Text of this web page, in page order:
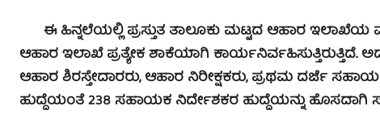
ಈ ಹಿನ್ನಲೆಯಲ್ಲಿ ಪ್ರಸ್ತುತ ತಾಲೂಕು ಮಟ್ಟದ ಆಹಾರ ಇಲಾಖೆಯ
ಆಹಾರ ಇಲಾಖೆ ಪ್ರತ್ಯೇಕ ಶಾಕೆಯಾಗಿ ಕಾರ್ಯನಿರ್ವಹಿಸುತ್ತಿರುತ್ತಿದೆ.
ಆಹಾರ ಶಿರಸ್ತೇದಾರರು, ಆಹಾರ ನಿರೀಕ್ಷಕರು, ಪ್ರಥಮ ದರ್ಜೆ
ಹುದ್ದೆಯಂತೆ 238 ಸಹಾಯಕ ನಿರ್ದೇಶಕರ ಹುದ್ದೆಯನ್ನು ಹೊಸದಾಗಿ